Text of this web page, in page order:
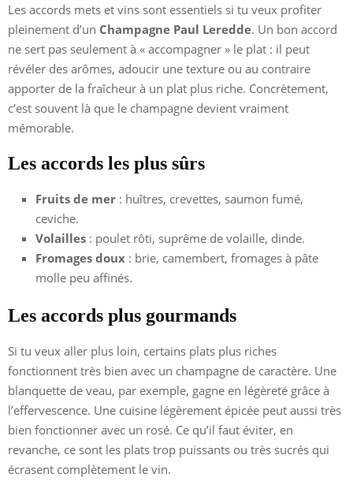
Les accords mets et vins sont essentiels si tu veux profiter
pleinement d’un Champagne Paul Leredde. Un bon accord
ne sert pas seulement à « accompagner » le plat : il peut
révéler des arômes, adoucir une texture ou au contraire
apporter de la fraîcheur à un plat plus riche. Concrètement,
c’est souvent là que le champagne devient vraiment
mémorable.
Les accords les plus sûrs
Fruits de mer : huîtres, crevettes, saumon fumé,
ceviche.
Volailles : poulet rôti, suprême de volaille, dinde.
Fromages doux : brie, camembert, fromages à pâte
molle peu affinés.
Les accords plus gourmands
Si tu veux aller plus loin, certains plats plus riches
fonctionnent très bien avec un champagne de caractère. Une
blanquette de veau, par exemple, gagne en légèreté grâce à
l’effervescence. Une cuisine légèrement épicée peut aussi très
bien fonctionner avec un rosé. Ce qu’il faut éviter, en
revanche, ce sont les plats trop puissants ou très sucrés qui
écrasent complètement le vin.